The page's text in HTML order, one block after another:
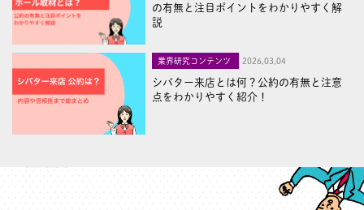
の有無と注目ポイントをわかりやすく解
説
業界研究コンテンツ 2026,03,04
シバター来店とは何？公約の有無と注意
点をわかりやすく紹介！